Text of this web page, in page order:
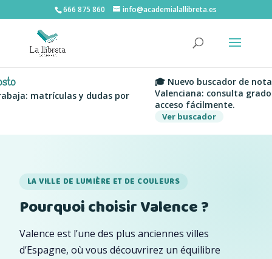
666 875 860 info@academialallibreta.es
y dudas por
🎓 Nuevo buscador de notas de
Valenciana: consulta grados,
acceso fácilmente.
Ver buscador
LA VILLE DE LUMIÈRE ET DE COULEURS
Pourquoi choisir Valence ?
Valence est l’une des plus anciennes villes
d’Espagne, où vous découvrirez un équilibre